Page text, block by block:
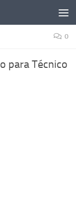
0
para Técnico